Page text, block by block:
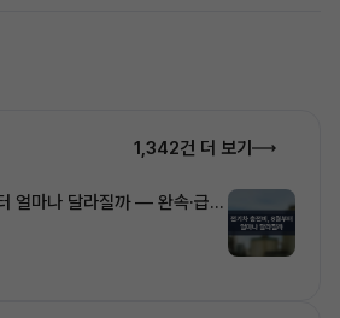
1,342건 더 보기
얼마나 달라질까 — 완속·급속